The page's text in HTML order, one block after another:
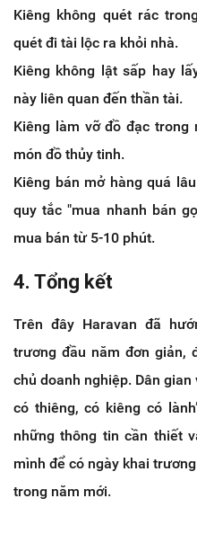
Kiêng không quét rác
quét đi tài lộc ra khỏi nhà.
Kiêng không lật sấp hay
này liên quan đến thần tài.
Kiêng làm vỡ đồ đạc trong
món đồ thủy tinh.
Kiêng bán mở hàng quá
quy tắc "mua nhanh bán
mua bán từ 5-10 phút.
4. Tổng kết
Trên đây Haravan đã
trương đầu năm đơn giản,
chủ doanh nghiệp. Dân
có thiêng, có kiêng có
những thông tin cần thiết
mình để có ngày khai
trong năm mới.